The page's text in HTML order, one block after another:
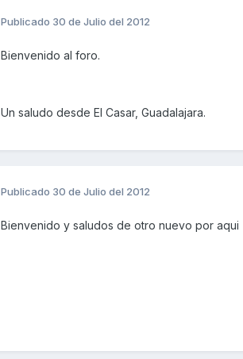
Publicado 30 de Julio del 2012
Bienvenido al foro.
Un saludo desde El Casar, Guadalajara.
Publicado 30 de Julio del 2012
Bienvenido y saludos de otro nuevo por aqui